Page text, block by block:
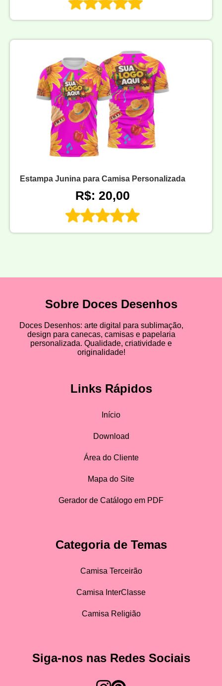
Estampa Junina para Camisa Personalizada
R$: 20,00
Sobre Doces Desenhos
Doces Desenhos: arte digital para sublimação,
design para canecas, camisas e papelaria
personalizada. Qualidade, criatividade e
originalidade!
Links Rápidos
Início
Download
Área do Cliente
Mapa do Site
Gerador de Catálogo em PDF
Categoria de Temas
Camisa Terceirão
Camisa InterClasse
Camisa Religião
Siga-nos nas Redes Sociais